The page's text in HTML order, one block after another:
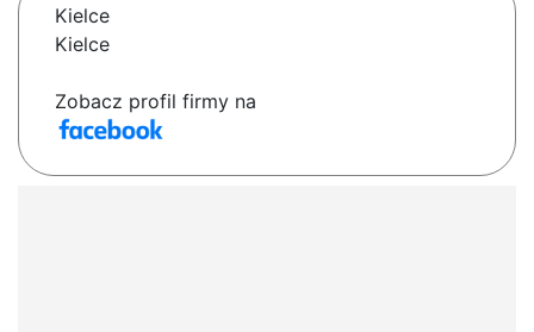
Kielce
Kielce
Zobacz profil firmy na